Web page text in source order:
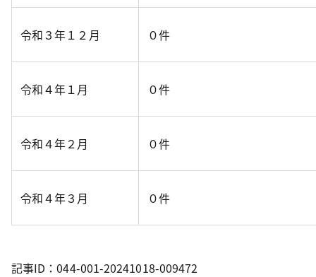
令和３年１２月 ０件
令和４年１月 ０件
令和４年２月 ０件
令和４年３月 ０件
記事ID：044-001-20241018-009472